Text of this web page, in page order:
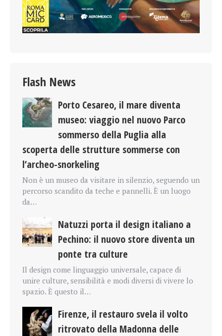
Flash News
Porto Cesareo, il mare diventa
museo: viaggio nel nuovo Parco
sommerso della Puglia alla
scoperta delle strutture sommerse con
l’archeo-snorkeling
Non è un museo da visitare in silenzio, seguendo un
percorso scandito da teche e pannelli. È un luogo
da…
Natuzzi porta il design italiano a
Pechino: il nuovo store diventa un
ponte tra culture
Il design come linguaggio universale, capace di
unire culture, sensibilità e modi diversi di vivere lo
spazio. È questo il…
Firenze, il restauro svela il volto
ritrovato della Madonna delle